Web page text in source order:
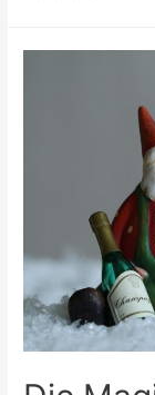
Hobby
mit
Nadel
und